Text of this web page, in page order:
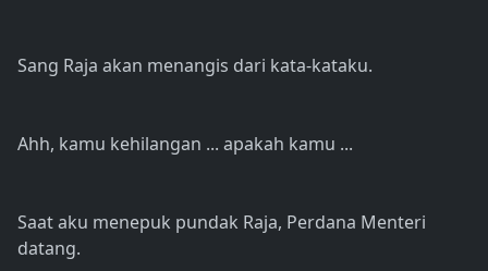
Sang Raja akan menangis dari kata-kataku.
Ahh, kamu kehilangan ... apakah kamu ...
Saat aku menepuk pundak Raja, Perdana Menteri
datang.